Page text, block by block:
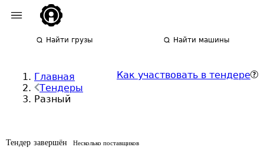
Найти грузы Найти машины
Главная
Тендеры
Разный
Как участвовать в тендере
Тендер завершён Несколько поставщиков